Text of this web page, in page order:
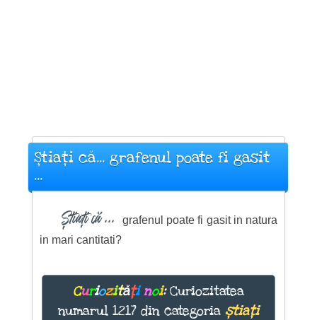
Știați că... grafenul poate fi gasit
...
Știați că ...
grafenul poate fi gasit in natura
in mari cantitati?
Curiozități noi:Curiozitatea
numarul 1217 din categoria știați